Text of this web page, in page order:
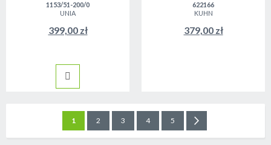
1153/51-200/0
UNIA
399,00 zł
622166
KUHN
379,00 zł
Strona
Aktualnie czytasz stronę
1 Strona
2 Strona
3 Strona
4 Strona
5